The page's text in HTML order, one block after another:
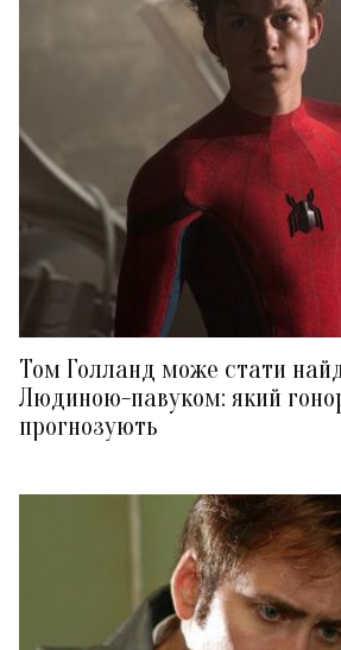
Том Голланд може стати
Людиною-павуком: який
прогнозують